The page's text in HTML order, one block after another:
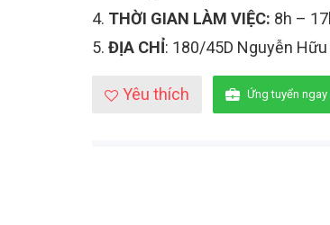
4. THỜI GIAN LÀM VIỆC: 8h –
5. ĐỊA CHỈ: 180/45D Nguyễn
Yêu thích Ứng tuyển ngay